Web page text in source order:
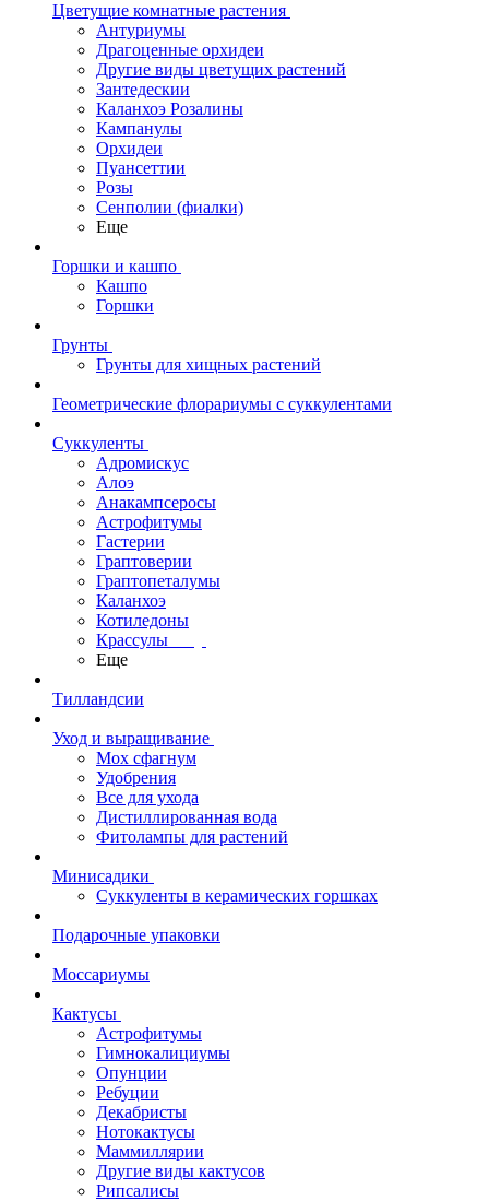
Цветущие комнатные растения
Антуриумы
Драгоценные орхидеи
Другие виды цветущих растений
Зантедескии
Каланхоэ Розалины
Кампанулы
Орхидеи
Пуансеттии
Розы
Сенполии (фиалки)
Еще
Горшки и кашпо
Кашпо
Горшки
Грунты
Грунты для хищных растений
Геометрические флорариумы с суккулентами
Суккуленты
Адромискус
Алоэ
Анакампсеросы
Астрофитумы
Гастерии
Граптоверии
Граптопеталумы
Каланхоэ
Котиледоны
Крассулы
Еще
Тилландсии
Уход и выращивание
Мох сфагнум
Удобрения
Все для ухода
Дистиллированная вода
Фитолампы для растений
Минисадики
Суккуленты в керамических горшках
Подарочные упаковки
Моссариумы
Кактусы
Астрофитумы
Гимнокалициумы
Опунции
Ребуции
Декабристы
Нотокактусы
Маммиллярии
Другие виды кактусов
Рипсалисы